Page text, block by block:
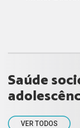
Saúde
VER TODOS